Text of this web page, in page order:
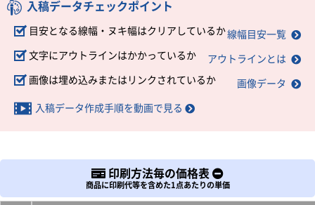
入稿データチェックポイント
目安となる線幅・ヌキ幅はクリアしているか線幅目安一覧
文字にアウトラインはかかっているか アウトラインとは
画像は埋め込みまたはリンクされているか 画像データ
入稿データ作成手順を動画で見る
印刷方法毎の価格表
商品に印刷代等を含めた1点あたりの単価